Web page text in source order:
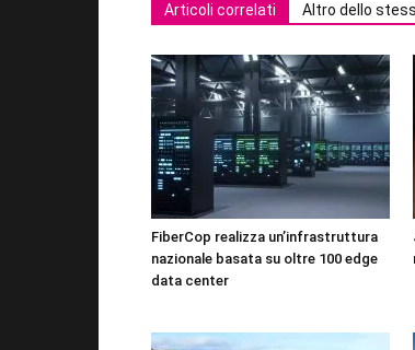
Articoli correlati Altro dello
FiberCop realizza un’infrastruttura
nazionale basata su oltre 100 edge
data center